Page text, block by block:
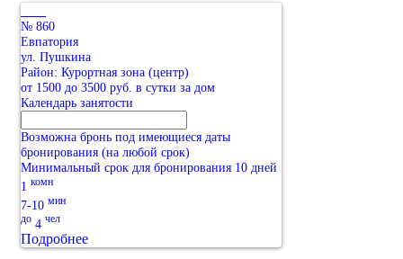
№ 860
Евпатория
ул. Пушкина
Район: Курортная зона (центр)
от 1500 до 3500 руб. в сутки за дом
Календарь занятости
Возможна бронь под имеющиеся даты
бронирования (на любой срок)
Минимальный срок для бронирования 10 дней
1 комн
7-10 мин
до 4 чел
Подробнее